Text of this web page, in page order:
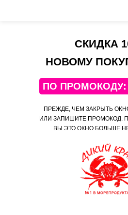
© 2026 «Дикий Краб» — магазин
Telegram
Яндекс Коллекции
7 мин
СКИДКА
НОВОМУ
ПО ПРОМОКОДУ:
ПРЕЖДЕ, ЧЕМ ЗАКРЫТЬ
ИЛИ ЗАПИШИТЕ ПРОМОКОД.
ВЫ ЭТО ОКНО БОЛЬШЕ